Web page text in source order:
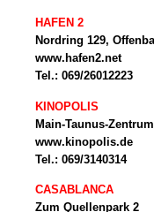
HAFEN 2
Nordring 129,
www.hafen2.net
Tel.: 069/26012223
KINOPOLIS
Main-Taunus-Zentrum
www.kinopolis.de
Tel.: 069/3140314
CASABLANCA
Zum Quellenpark 2